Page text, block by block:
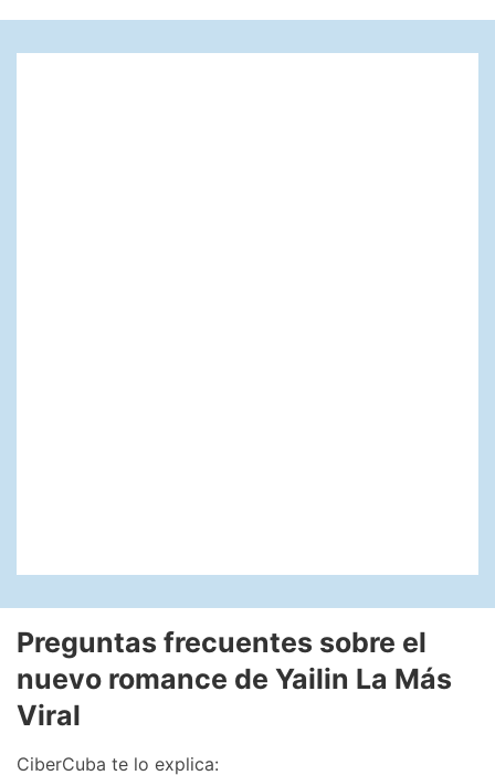
Preguntas frecuentes sobre el
nuevo romance de Yailin La Más
Viral
CiberCuba te lo explica: